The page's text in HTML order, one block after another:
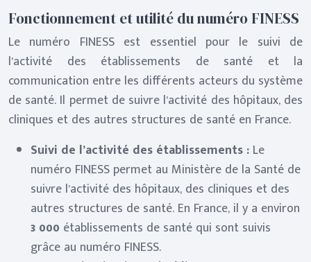
Fonctionnement et utilité du numéro FINESS
Le numéro FINESS est essentiel pour le suivi de
l’activité des établissements de santé et la
communication entre les différents acteurs du système
de santé. Il permet de suivre l’activité des hôpitaux, des
cliniques et des autres structures de santé en France.
Suivi de l’activité des établissements : Le
numéro FINESS permet au Ministère de la Santé de
suivre l’activité des hôpitaux, des cliniques et des
autres structures de santé. En France, il y a environ
3 000 établissements de santé qui sont suivis
grâce au numéro FINESS.